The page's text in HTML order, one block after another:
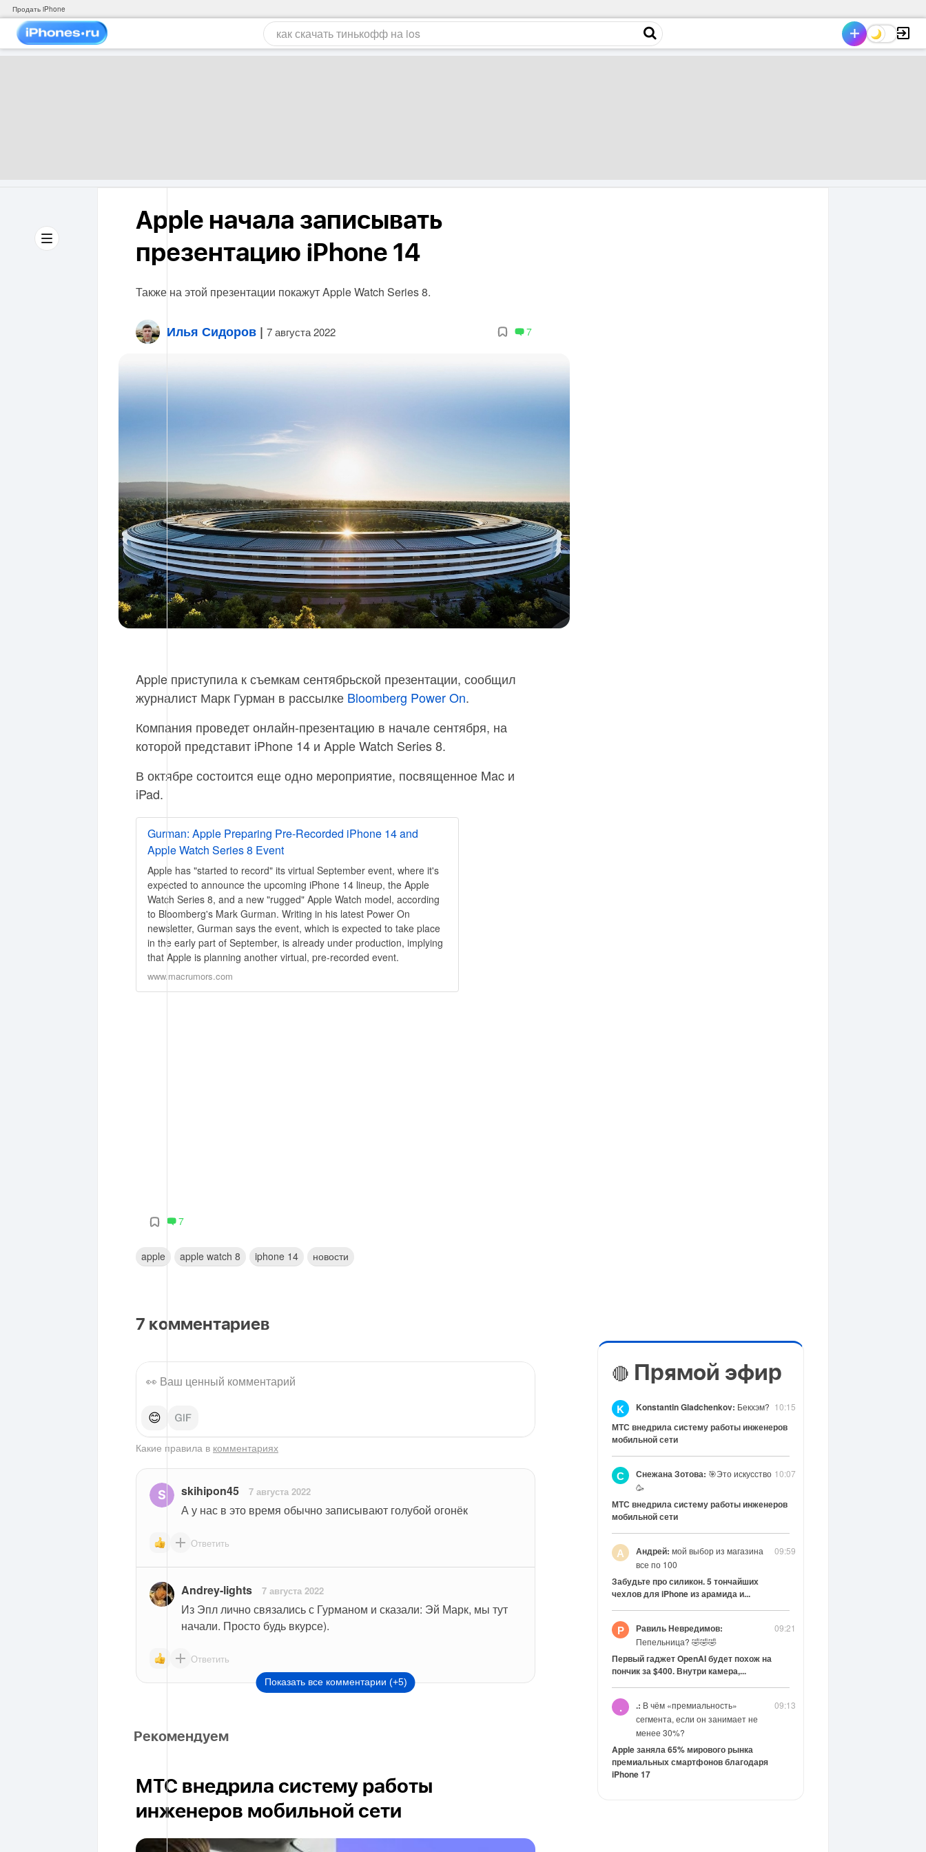
Продать iPhone
Apple начала записывать
презентацию iPhone 14
Также на этой презентации покажут Apple Watch Series 8.
Илья Сидоров | 7 августа 2022 7
Apple приступила к съемкам сентябрьской презентации, сообщил
журналист Марк Гурман в рассылке Bloomberg Power On.
Компания проведет онлайн-презентацию в начале сентября, на
которой представит iPhone 14 и Apple Watch Series 8.
В октябре состоится еще одно мероприятие, посвященное Mac и
iPad.
Gurman: Apple Preparing Pre-Recorded iPhone 14 and
Apple Watch Series 8 Event
Apple has "started to record" its virtual September event, where it's
expected to announce the upcoming iPhone 14 lineup, the Apple
Watch Series 8, and a new "rugged" Apple Watch model, according
to Bloomberg's Mark Gurman. Writing in his latest Power On
newsletter, Gurman says the event, which is expected to take place
in the early part of September, is already under production, implying
that Apple is planning another virtual, pre-recorded event.
www.macrumors.com
7
apple apple watch 8 iphone 14 новости
7 комментариев
😊
Какие правила в комментариях
skihipon45 7 августа 2022
А у нас в это время обычно записывают голубой огонёк
Ответить
Andrey-lights 7 августа 2022
Из Эпл лично связались с Гурманом и сказали: Эй Марк, мы тут
начали. Просто будь вкурсе).
Ответить
Показать все комментарии (+5)
Рекомендуем
МТС внедрила систему работы
инженеров мобильной сети
🔴 Прямой эфир
10:15
K Konstantin Gladchenkov: Бекхэм?
МТС внедрила систему работы инженеров
мобильной сети
10:07
С Снежана Зотова: 🎯Это искусство
🥳
МТС внедрила систему работы инженеров
мобильной сети
09:59
А Андрей: мой выбор из магазина
все по 100
Забудьте про силикон. 5 тончайших
чехлов для iPhone из арамида и...
09:21
Р Равиль Невредимов:
Пепельница? 🤣🤣🤣
Первый гаджет OpenAI будет похож на
пончик за $400. Внутри камера,...
09:13
. .: В чём «премиальность»
сегмента, если он занимает не
менее 30%?
Apple заняла 65% мирового рынка
премиальных смартфонов благодаря
iPhone 17